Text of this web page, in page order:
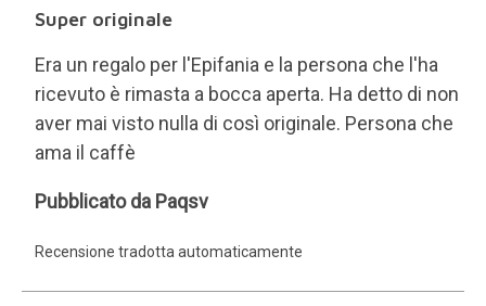
imballaggio
Molto ben confezionato e spedizione molto
sicuro che ordinerò di nuovo.